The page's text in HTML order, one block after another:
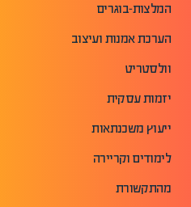
המלצות-בוגרים
הערכת אמנות ועיצוב
וולסטריט
יזמות עסקית
ייעוץ משכנתאות
לימודים וקריירה
מהתקשורת